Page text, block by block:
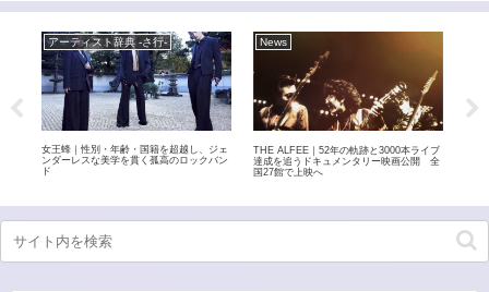
アーティスト辞典 -さ行-
女王蜂｜性別・年齢・国籍を超越し、ジェ
ンダーレスな美学を貫く孤高のロックバン
ド
News
THE ALFEE｜52年の軌跡と3000本ライブ
達成を追うドキュメンタリー映画公開 全
国27館で上映へ